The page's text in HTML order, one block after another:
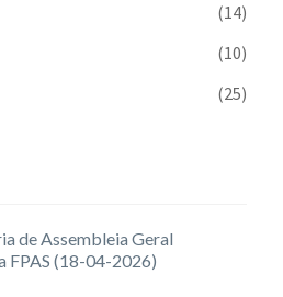
(14)
(10)
(25)
de Assembleia Geral
FPAS (18-04-2026)